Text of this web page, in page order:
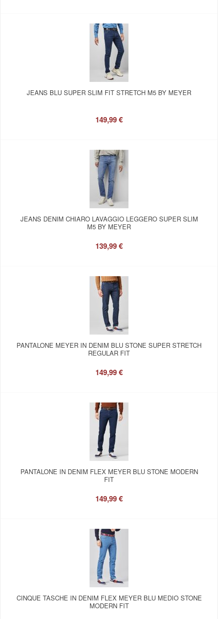
JEANS BLU SUPER SLIM FIT STRETCH M5 BY MEYER
149,99 €
JEANS DENIM CHIARO LAVAGGIO LEGGERO SUPER SLIM
M5 BY MEYER
139,99 €
PANTALONE MEYER IN DENIM BLU STONE SUPER STRETCH
REGULAR FIT
149,99 €
PANTALONE IN DENIM FLEX MEYER BLU STONE MODERN
FIT
149,99 €
CINQUE TASCHE IN DENIM FLEX MEYER BLU MEDIO STONE
MODERN FIT